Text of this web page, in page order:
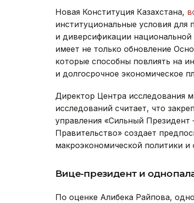
Новая Конституция Казахстана,
институциональные условия
и диверсификации
имеет не только обновление
которые способны повлиять на
и долгосрочное экономическое
Директор Центра исследования
исследований считает, что
управления «Сильный
Правительство» создает
макроэкономической политики и
Вице-президент и
По оценке Алибека Райпова,